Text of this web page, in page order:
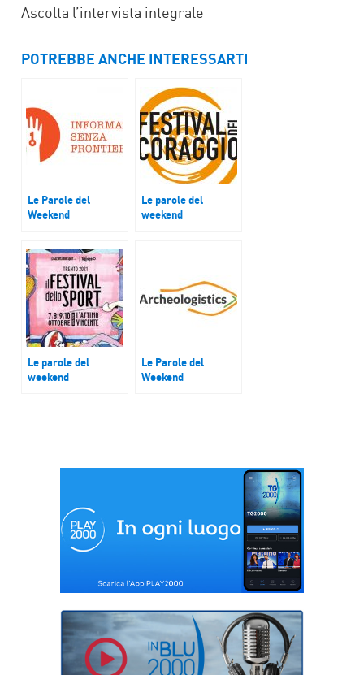
Ascolta l’intervista integrale
POTREBBE ANCHE INTERESSARTI
Le Parole del
Weekend
da ascoltare”
Le parole del
weekend
Le parole del
weekend
Le Parole del
Weekend